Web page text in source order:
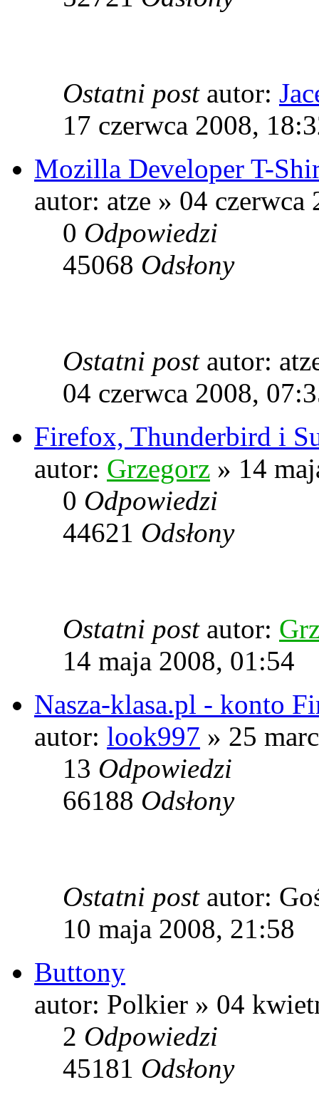
Ostatni post autor:
17 czerwca 2008,
Mozilla Developer T-
autor: atze » 04 czerwca
0 Odpowiedzi
45068 Odsłony
Ostatni post autor:
04 czerwca 2008,
Firefox, Thunderbird i
autor: Grzegorz » 14
0 Odpowiedzi
44621 Odsłony
Ostatni post autor:
14 maja 2008, 01:54
Nasza-klasa.pl - konto
autor: look997 » 25
13 Odpowiedzi
66188 Odsłony
Ostatni post autor:
10 maja 2008, 21:58
Buttony
autor: Polkier » 04
2 Odpowiedzi
45181 Odsłony